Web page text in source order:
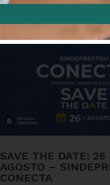
SAVE THE DATE: 26
AGOSTO –
CONECTA